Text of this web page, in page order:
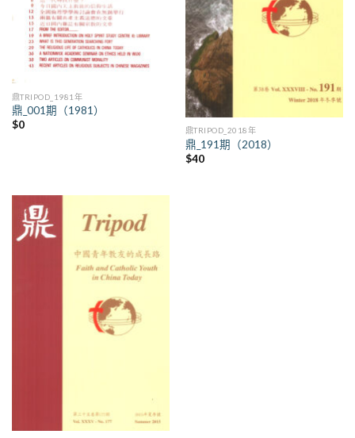
鼎TRIPOD_1981年
鼎_001期（1981）
$0 鼎TRIPOD_2018年
鼎_191期（2018）
$40